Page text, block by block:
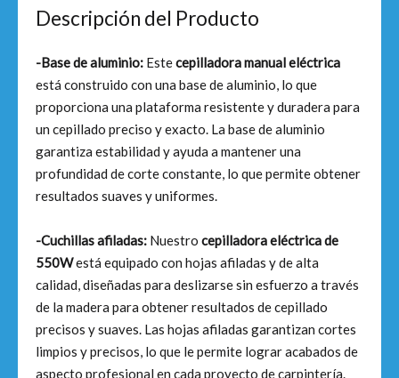
Descripción del Producto
-Base de aluminio: Estecepilladora manual eléctrica
está construido con una base de aluminio, lo que
proporciona una plataforma resistente y duradera para
un cepillado preciso y exacto. La base de aluminio
garantiza estabilidad y ayuda a mantener una
profundidad de corte constante, lo que permite obtener
resultados suaves y uniformes.
-Cuchillas afiladas: Nuestro cepilladora eléctrica de
550Westá equipado con hojas afiladas y de alta
calidad, diseñadas para deslizarse sin esfuerzo a través
de la madera para obtener resultados de cepillado
precisos y suaves. Las hojas afiladas garantizan cortes
limpios y precisos, lo que le permite lograr acabados de
aspecto profesional en cada proyecto de carpintería.